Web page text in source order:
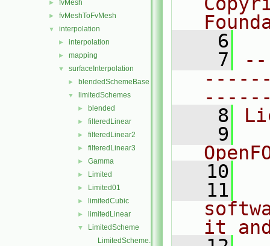
► fvMesh
► fvMeshToFvMesh
▼ interpolation
► interpolation
► mapping
▼ surfaceInterpolation
► blendedSchemeBase
▼ limitedSchemes
► blended
► filteredLinear
► filteredLinear2
► filteredLinear3
► Gamma
► Limited
► Limited01
► limitedCubic
► limitedLinear
▼
LimitedScheme
LimitedScheme.C
    6
    7
    8
    9
   10
   11
it